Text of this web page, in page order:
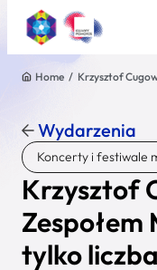
Znajdź
Nazwa atrakcji
Miasto
Kategoria
Home / Krzysztof
Wydarzenia
Koncerty i festiwale
Krzysztof
tylko liczba